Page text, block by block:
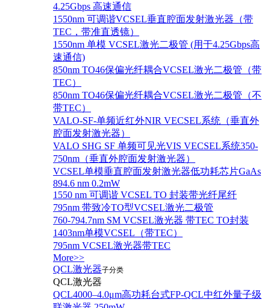
4.25Gbps 高速通信
1550nm 可调谐VCSEL垂直腔面发射激光器（带
TEC，带准直透镜）
1550nm 单模 VCSEL激光二极管 (用于4.25Gbps高
速通信)
850nm TO46保偏光纤耦合VCSEL激光二极管（带
TEC）
850nm TO46保偏光纤耦合VCSEL激光二极管（不
带TEC）
VALO-SF-单频近红外NIR VECSEL系统（垂直外
腔面发射激光器）
VALO SHG SF 单频可见光VIS VECSEL系统350-
750nm（垂直外腔面发射激光器）
VCSEL单模垂直腔面发射激光器低功耗芯片GaAs
894.6 nm 0.2mW
1550 nm 可调谐 VCSEL TO 封装带光纤尾纤
795nm 带致冷TO型VCSEL激光二极管
760-794.7nm SM VCSEL激光器 带TEC TO封装
1403nm单模VCSEL（带TEC）
795nm VCSEL激光器带TEC
More>>
QCL激光器子分类
QCL激光器
QCL4000–4.0μm高功耗台式FP-QCL中红外量子级